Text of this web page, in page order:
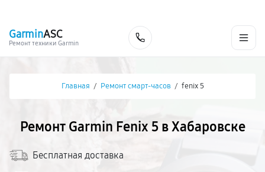
GarminASC
Ремонт техники Garmin
Главная / Ремонт смарт-часов / fenix 5
Ремонт Garmin Fenix 5 в Хабаровске
Бесплатная доставка